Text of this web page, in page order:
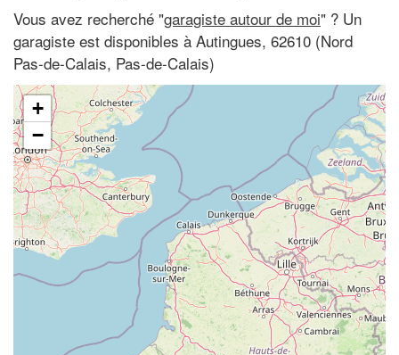
Vous avez recherché "garagiste autour de moi" ? Un
garagiste est disponibles à Autingues, 62610 (Nord
Pas-de-Calais, Pas-de-Calais)
+
−